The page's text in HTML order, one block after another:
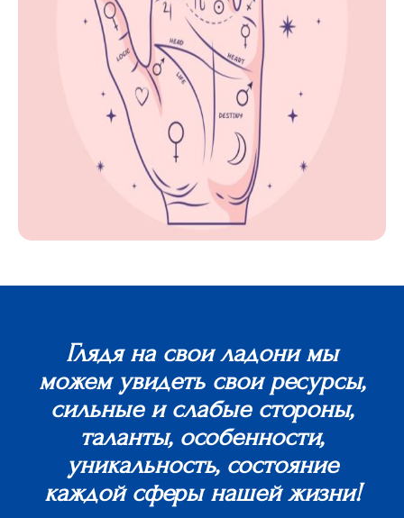
Глядя на свои ладони мы
можем увидеть свои ресурсы,
сильные и слабые стороны,
таланты, особенности,
уникальность, состояние
каждой сферы нашей жизни!